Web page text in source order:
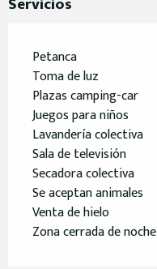
Petanca
Toma de luz
Plazas camping-car
Juegos para niños
Lavandería colectiva
Sala de televisión
Secadora colectiva
Se aceptan animales
Venta de hielo
Zona cerrada de noche